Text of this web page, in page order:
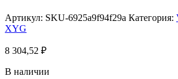
Артикул: SKU-6925a9f94f29a Категория:
XYG
8 304,52 ₽
В наличии